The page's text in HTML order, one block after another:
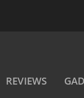
REVIEWS